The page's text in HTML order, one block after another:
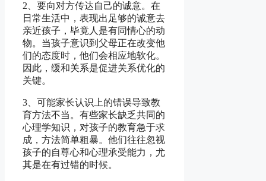
2、要向对方传达自己的诚意。在
日常生活中，表现出足够的诚意去
亲近孩子，毕竟人是有同情心的动
物。当孩子意识到父母正在改变他
们的态度时，他们会相应地软化。
因此，缓和关系是促进关系优化的
关键。
3、可能家长认识上的错误导致教
育方法不当。有些家长缺乏共同的
心理学知识，对孩子的教育急于求
成，方法简单粗暴。他们往往忽视
孩子的自尊心和心理承受能力，尤
其是在有过错的时候。